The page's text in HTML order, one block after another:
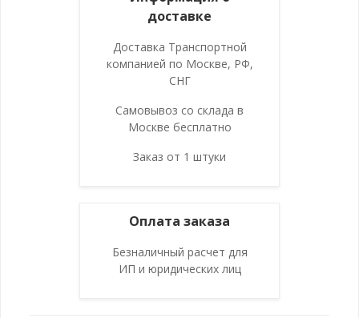
доставке
Доставка Транспортной
компанией по Москве, РФ,
СНГ
Самовывоз со склада в
Москве бесплатно
Заказ от 1 штуки
Оплата заказа
Безналичный расчет для
ИП и юридических лиц